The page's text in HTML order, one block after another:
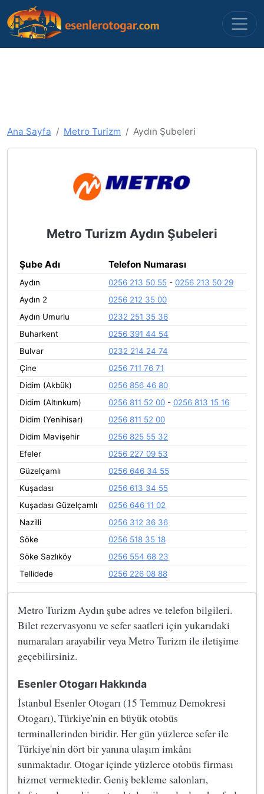
Ana Sayfa Metro Turizm Aydın Şubeleri
Metro Turizm Aydın Şubeleri
Şube Adı Telefon Numarası
Aydın 0256 213 50 55 - 0256 213 50 29
Aydın 2
0256 212 35 00
Aydın Umurlu
0232 251 35 36
Buharkent
0256 391 44 54
Bulvar
0232 214 24 74
Çine
0256 711 76 71
Didim (Akbük)
0256 856 46 80
Didim (Altınkum)
0256 811 52 00 - 0256 813 15 16
Didim (Yenihisar)
0256 811 52 00
Didim Mavişehir
0256 825 55 32
Efeler
0256 227 09 53
Güzelçamlı
0256 646 34 55
Kuşadası
0256 613 34 55
Kuşadası Güzelçamlı
0256 646 11 02
Nazilli
0256 312 36 36
Söke
0256 518 35 18
Söke Sazlıköy
0256 554 68 23
Tellidede
0256 226 08 88
Metro Turizm Aydın şube adres ve telefon bilgileri.
Bilet rezervasyonu ve sefer saatleri için yukarıdaki
numaraları arayabilir veya Metro Turizm ile iletişime
geçebilirsiniz.
Esenler Otogarı Hakkında
İstanbul Esenler Otogarı (15 Temmuz Demokresi
Otogarı), Türkiye'nin en büyük otobüs
terminallerinden biridir. Her gün yüzlerce sefer ile
Türkiye'nin dört bir yanına ulaşım imkânı
sunmaktadır. Otogar içinde yüzlerce otobüs firması
hizmet vermektedir. Geniş bekleme salonları,